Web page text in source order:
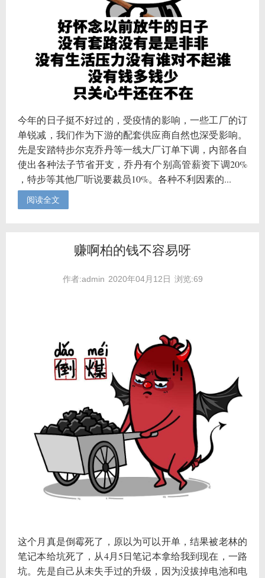
今年的日子挺不好过的，受疫情的影响，一些工厂的订
单锐减，我们作为下游的配套供应商自然也深受影响。
先是安踏特步尔克乔丹等一线大厂订单下调，内部各自
使出各种法子节省开支，乔丹有个别高管薪资下调20%
，特步等其他厂听说要裁员10%。各种不利因素的...
阅读全文
赚啊柏的钱不容易呀
作者:admin 2020年04月12日 浏览:69
这个月真是倒霉死了，原以为可以开单，结果被老林的
笔记本给坑死了，从4月5日笔记本拿给我到现在，一路
坑。先是自己从未失手过的升级，因为没拔掉电池和电